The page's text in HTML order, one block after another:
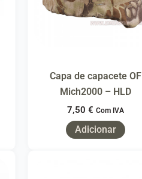
Capa de capacete OF
Mich2000 – HLD
7,50 € Com IVA
Adicionar